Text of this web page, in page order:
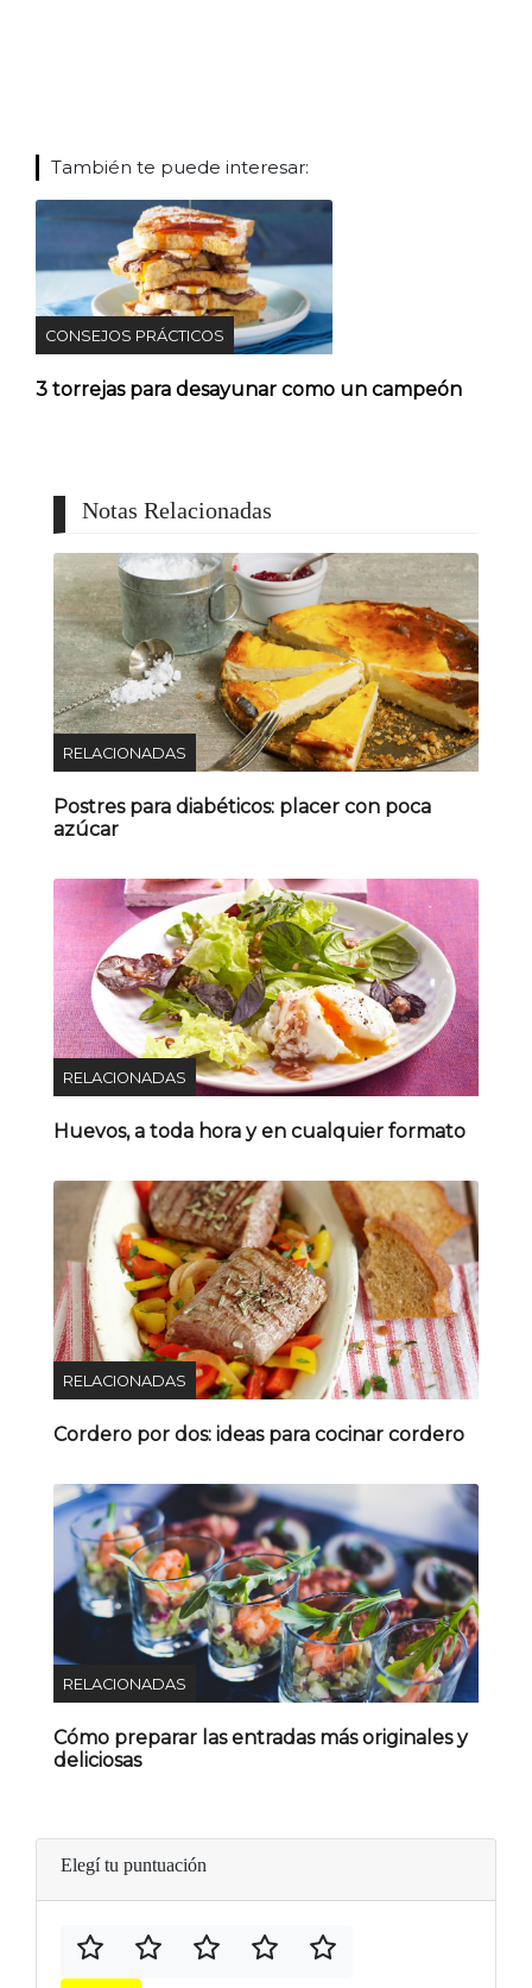
También te puede interesar:
CONSEJOS PRÁCTICOS
3 torrejas para desayunar como un campeón
Notas Relacionadas
RELACIONADAS
Postres para diabéticos: placer con poca
azúcar
RELACIONADAS
Huevos, a toda hora y en cualquier formato
RELACIONADAS
Cordero por dos: ideas para cocinar cordero
RELACIONADAS
Cómo preparar las entradas más originales y
deliciosas
Elegí tu puntuación